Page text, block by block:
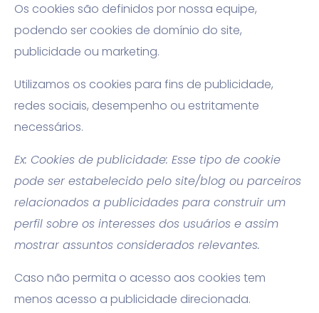
Os cookies são definidos por nossa equipe,
podendo ser cookies de domínio do site,
publicidade ou marketing.
Utilizamos os cookies para fins de publicidade,
redes sociais, desempenho ou estritamente
necessários.
Ex: Cookies de publicidade: Esse tipo de cookie
pode ser estabelecido pelo site/blog ou parceiros
relacionados a publicidades para construir um
perfil sobre os interesses dos usuários e assim
mostrar assuntos considerados relevantes.
Caso não permita o acesso aos cookies tem
menos acesso a publicidade direcionada.